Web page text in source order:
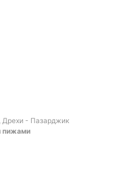
- Пазарджик
пижами